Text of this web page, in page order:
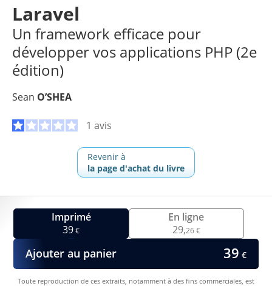
Laravel
Un framework efficace pour
développer vos applications PHP (2e
édition)
Sean O’SHEA
1 avis
Revenir à
la page d'achat du livre
Imprimé
39€
En ligne
29,26 €
Ajouter au panier 39 €
Toute reproduction de ces extraits, notamment à des fins commerciales, est